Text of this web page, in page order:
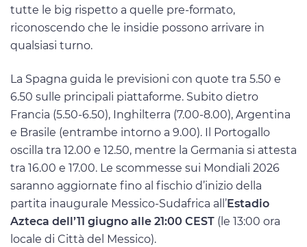
tutte le big rispetto a quelle pre-formato,
riconoscendo che le insidie possono arrivare in
qualsiasi turno.
La Spagna guida le previsioni con quote tra 5.50 e
6.50 sulle principali piattaforme. Subito dietro
Francia (5.50-6.50), Inghilterra (7.00-8.00), Argentina
e Brasile (entrambe intorno a 9.00). Il Portogallo
oscilla tra 12.00 e 12.50, mentre la Germania si attesta
tra 16.00 e 17.00. Le scommesse sui Mondiali 2026
saranno aggiornate fino al fischio d’inizio della
partita inaugurale Messico-Sudafrica all’Estadio
Azteca dell’11 giugno alle 21:00 CEST (le 13:00 ora
locale di Città del Messico).